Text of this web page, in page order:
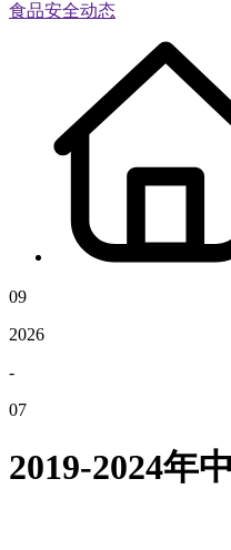
食品安全动态
09
2026
-
07
2019-2024年